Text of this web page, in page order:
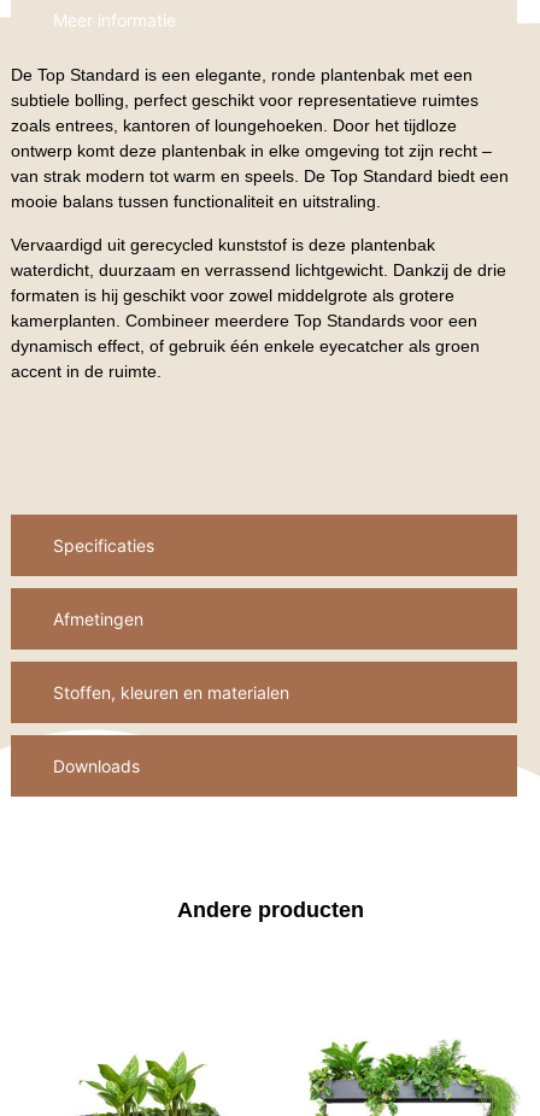
Meer informatie
Specificaties
Afmetingen
Stoffen, kleuren en materialen
Downloads
De Top Standard is een elegante, ronde plantenbak met een
subtiele bolling, perfect geschikt voor representatieve ruimtes
zoals entrees, kantoren of loungehoeken. Door het tijdloze
ontwerp komt deze plantenbak in elke omgeving tot zijn recht –
van strak modern tot warm en speels. De Top Standard biedt een
mooie balans tussen functionaliteit en uitstraling.
Vervaardigd uit gerecycled kunststof is deze plantenbak
waterdicht, duurzaam en verrassend lichtgewicht. Dankzij de drie
formaten is hij geschikt voor zowel middelgrote als grotere
kamerplanten. Combineer meerdere Top Standards voor een
dynamisch effect, of gebruik één enkele eyecatcher als groen
accent in de ruimte.
Andere producten